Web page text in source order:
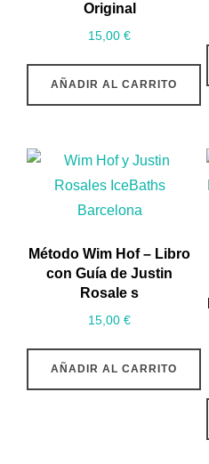
Original
15,00€
AÑADIR AL CARRITO
Método Wim Hof – Libro
con Guía de Justin
Rosale s
15,00€
AÑADIR AL CARRITO